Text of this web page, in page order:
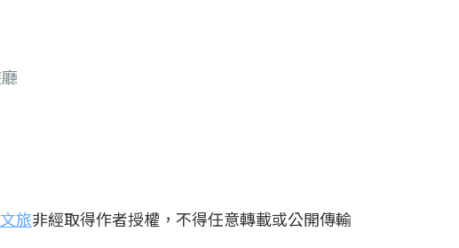
旅非經取得作者授權，不得任意轉載或公開傳輸